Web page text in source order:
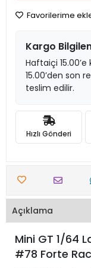
Favorilerime
Kargo
Haftaiçi
15.00’den son
teslim edilir.
Hızlı Gönderi
Açıklama
Mini GT 1/64
#78 Forte